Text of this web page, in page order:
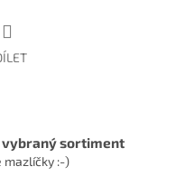
vybraný sortiment
mazlíčky :-)